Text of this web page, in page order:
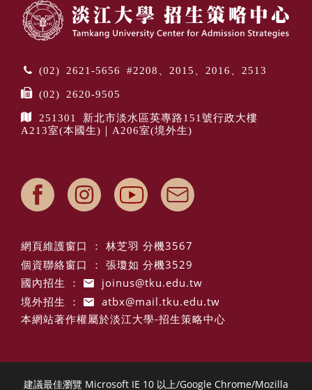
(02) 2621-5656 #2208、2015、2016、2513
(02) 2620-9505
251301 新北市淡水區英專路151號行政大樓
A213室(本國生)｜A206室(境外生)
網頁維護窗口 ： 林芝羽 分機3567
個資聯絡窗口 ： 張瓊如 分機3529
國內招生 ：
joinus@tku.edu.tw
境外招生 ：
atbx@mail.tku.edu.tw
本網站著作權屬於淡江大學-招生策略中心
建議最佳瀏覽 Microsoft IE 10 以上/Google Chrome/Mozilla